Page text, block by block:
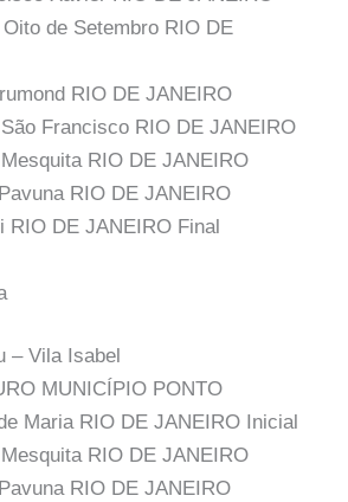
de Setembro RIO DE
RIO DE JANEIRO
Francisco RIO DE JANEIRO
RIO DE JANEIRO
RIO DE JANEIRO
RIO DE JANEIRO Final
– Vila Isabel
MUNICÍPIO PONTO
Maria RIO DE JANEIRO Inicial
RIO DE JANEIRO
RIO DE JANEIRO